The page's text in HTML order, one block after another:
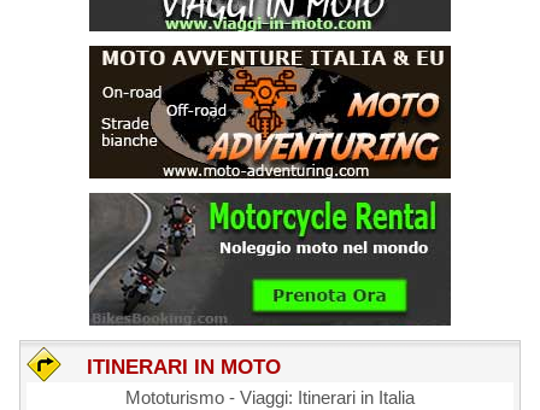
ITINERARI IN MOTO
Mototurismo - Viaggi: Itinerari in Italia